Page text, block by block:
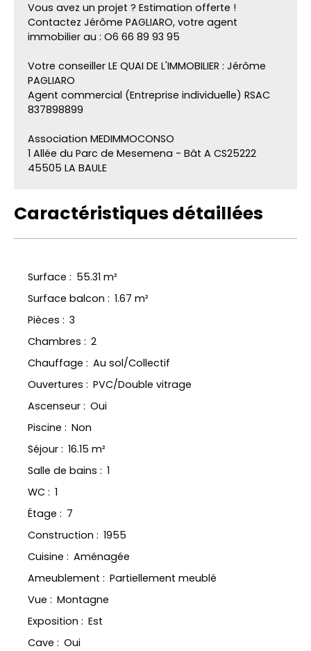
Vous avez un projet ? Estimation offerte !
Contactez Jérôme PAGLIARO, votre agent
immobilier au : O6 66 89 93 95
Votre conseiller LE QUAI DE L'IMMOBILIER : Jérôme
PAGLIARO
Agent commercial (Entreprise individuelle) RSAC
837898899
Association MEDIMMOCONSO
1 Allée du Parc de Mesemena - Bât A CS25222
45505 LA BAULE
Caractéristiques détaillées
Surface : 55.31 m²
Surface balcon : 1.67 m²
Pièces : 3
Chambres : 2
Chauffage : Au sol/Collectif
Ouvertures : PVC/Double vitrage
Ascenseur : Oui
Piscine : Non
Séjour : 16.15 m²
Salle de bains : 1
WC : 1
Étage : 7
Construction : 1955
Cuisine : Aménagée
Ameublement : Partiellement meublé
Vue : Montagne
Exposition : Est
Cave : Oui